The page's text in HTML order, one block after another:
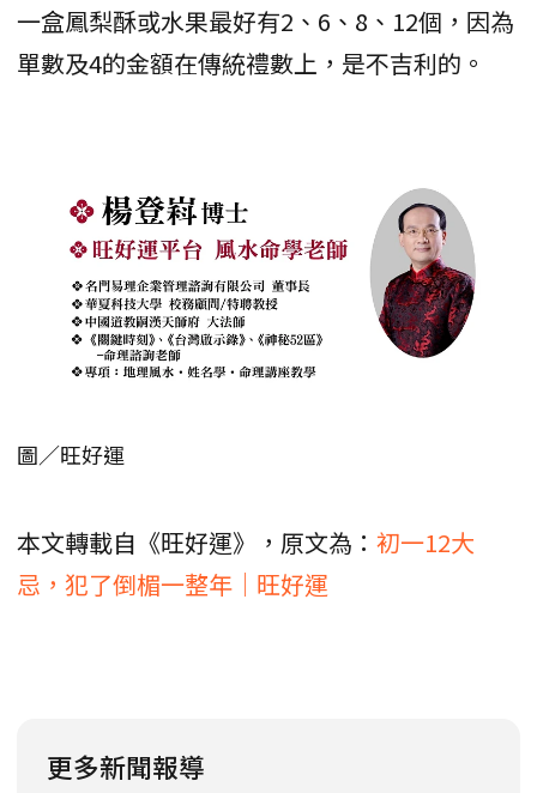
一盒鳳梨酥或水果最好有2、6、8、12個，因為
單數及4的金額在傳統禮數上，是不吉利的。
圖／旺好運
本文轉載自《旺好運》，原文為： 初一12大
忌，犯了倒楣一整年｜旺好運
更多新聞報導